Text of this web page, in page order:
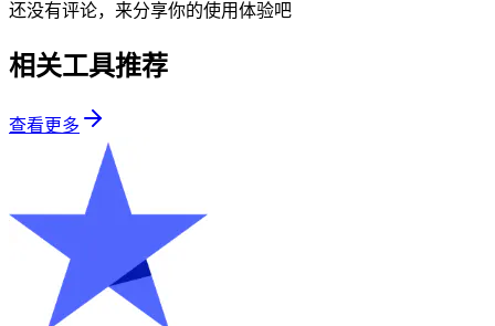
还没有评论，来分享你的使用体验吧
相关工具推荐
查看更多